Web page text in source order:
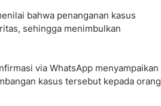
bahwa penanganan kasus
sehingga menimbulkan
via WhatsApp menyampaikan
kasus tersebut kepada orang